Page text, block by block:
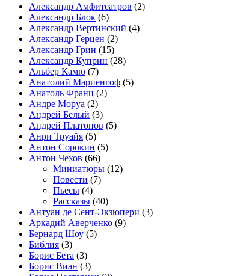
Александр Амфитеатров (2)
Александр Блок (6)
Александр Вертинский (4)
Александр Герцен (2)
Александр Грин (15)
Александр Куприн (28)
Альбер Камю (7)
Анатолий Мариенгоф (5)
Анатоль Франц (2)
Андре Моруа (2)
Андрей Белый (3)
Андрей Платонов (5)
Анри Труайя (5)
Антон Сорокин (5)
Антон Чехов (66)
Миниатюры (12)
Повести (7)
Пьесы (4)
Рассказы (40)
Антуан де Сент-Экзюпери (3)
Аркадий Аверченко (9)
Бернард Шоу (5)
Библия (3)
Борис Бета (3)
Борис Виан (3)